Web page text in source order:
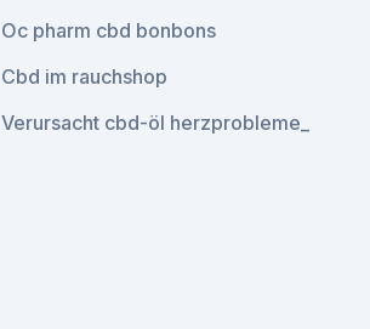
Oc pharm cbd bonbons
Cbd im rauchshop
Verursacht cbd-öl herzprobleme_